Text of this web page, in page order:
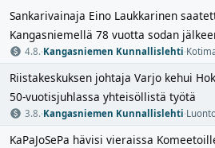
Sankarivainaja Eino Laukkarinen
Kangasniemellä 78 vuotta sodan
4.8.·Kangasniemen Kunnallislehti·
Riistakeskuksen johtaja Varjo kehui
50-vuotisjuhlassa yhteisöllistä työtä
3.8.·Kangasniemen Kunnallislehti·
KaPaJoSePa hävisi vieraissa